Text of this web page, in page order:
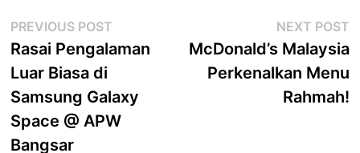
Post
navigation
PREVIOUS POST
post:
Rasai Pengalaman
Luar Biasa di
Samsung Galaxy
Space @ APW
Bangsar
NEXT POST
McDonald’s Malaysia
Perkenalkan Menu
Rahmah!